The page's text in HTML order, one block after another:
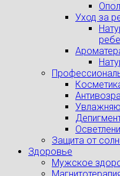
Уход за
Защита от
Здоровье
Мужское